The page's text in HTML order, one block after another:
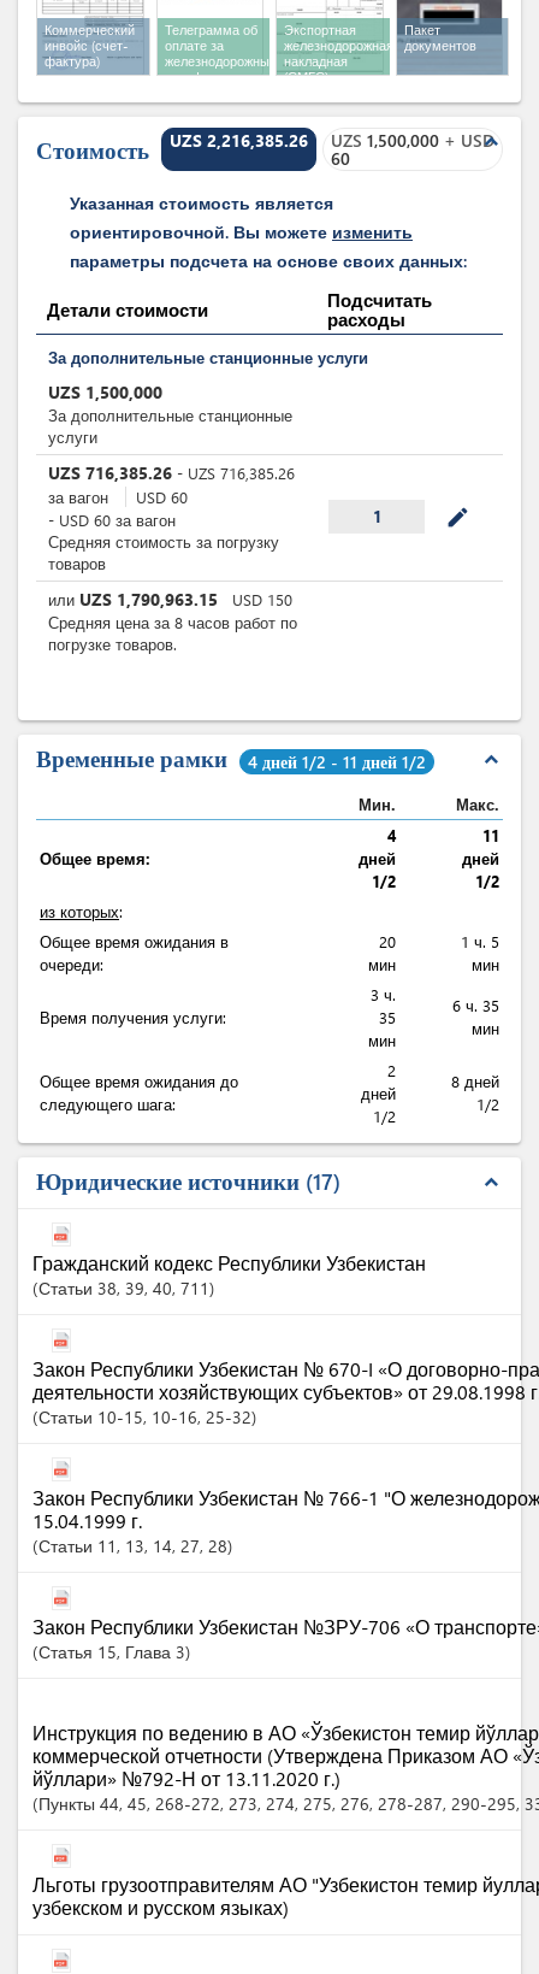
Коммерческий
инвойс (счет-
фактура)
Телеграмма об
оплате за
железнодорожный
тариф по
Экспортная
железнодорожная
накладная
(СМГС)
Пакет
документов
Стоимость UZS 2,216,385.26 UZS 1,500,000 + USD
60
expand_less
Указанная стоимость является
ориентировочной. Вы можете изменить
параметры подсчета на основе своих данных:
Детали стоимости
Подсчитать
расходы
За дополнительные станционные услуги
UZS 1,500,000
За дополнительные станционные
услуги
UZS 716,385.26 - UZS 716,385.26
за вагон USD 60
- USD 60 за вагон
Средняя стоимость за погрузку
товаров
1 mode_edit
или UZS 1,790,963.15 USD 150
Средняя цена за 8 часов работ по
погрузке товаров.
Временные рамки 4 дней 1/2 - 11 дней 1/2 expand_less
Мин. Макс.
Общее время:
4
дней
1/2
11
дней
1/2
из которых:
Общее время ожидания в
очереди:
20
мин
1 ч. 5
мин
Время получения услуги:
3 ч.
35
мин
6 ч. 35
мин
Общее время ожидания до
следующего шага:
2
дней
1/2
8 дней
1/2
Юридические источники 17 expand_less
Гражданский кодекс Республики Узбекистан
Статьи 38, 39, 40, 711
Закон Республики Узбекистан № 670-I «О договорно-
деятельности хозяйствующих субъектов» от 29.08.1998
Статьи 10-15, 10-16, 25-32
Закон Республики Узбекистан № 766-1 "О
15.04.1999 г.
Статьи 11 , 13, 14, 27, 28
Закон Республики Узбекистан №ЗРУ-706 «О
Статья 15, Глава 3
Инструкция по ведению в АО «Ўзбекистон темир
коммерческой отчетности (Утверждена Приказом АО
йўллари» №792-Н от 13.11.2020 г.)
Пункты 44, 45, 268-272, 273, 274, 275, 276, 278-287, 290-295,
Льготы грузоотправителям АО "Узбекистон темир
узбекском и русском языках)